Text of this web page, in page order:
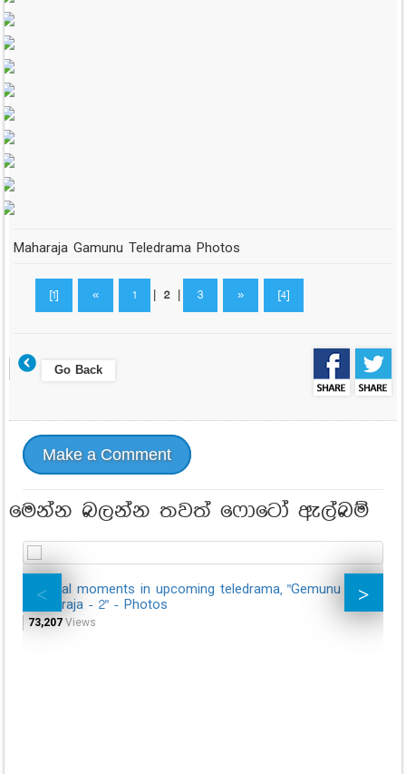
Maharaja Gamunu Teledrama Photos
[1] « 1 2| 3 » [4]
Go Back
Make a Comment
මෙන්න බලන්න තවත් ෆොටෝ ඇල්බම්
Special moments in upcoming teledrama, "Gemunu
Maharaja - 2" - Photos
73,207 Views